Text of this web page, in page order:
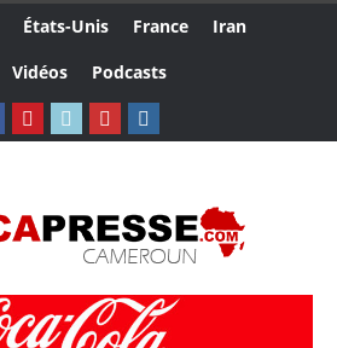
États-Unis France
Iran
Vidéos Podcasts